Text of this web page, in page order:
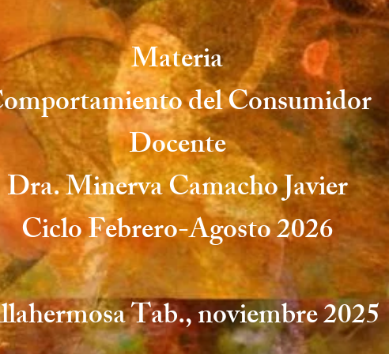
Materia
del Consumidor
Docente
Dra. Minerva Camacho Javier
Ciclo Febrero-Agosto 2026
Tab., noviembre 2025